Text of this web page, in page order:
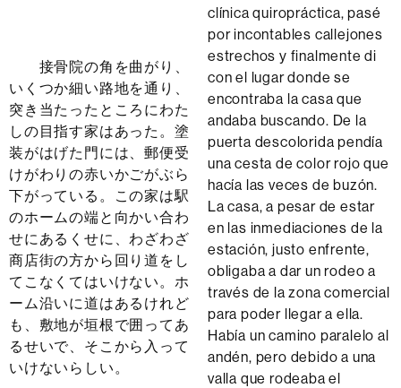
接骨院の角を曲がり、
いくつか細い路地を通り、
突き当たったところにわた
しの目指す家はあった。塗
装がはげた門には、郵便受
けがわりの赤いかごがぶら
下がっている。この家は駅
のホームの端と向かい合わ
せにあるくせに、わざわざ
商店街の方から回り道をし
てこなくてはいけない。ホ
ーム沿いに道はあるけれど
も、敷地が垣根で囲ってあ
るせいで、そこから入って
いけないらしい。
clínica quiropráctica, pasé
por incontables callejones
estrechos y finalmente di
con el lugar donde se
encontraba la casa que
andaba buscando. De la
puerta descolorida pendía
una cesta de color rojo que
hacía las veces de buzón.
La casa, a pesar de estar
en las inmediaciones de la
estación, justo enfrente,
obligaba a dar un rodeo a
través de la zona comercial
para poder llegar a ella.
Había un camino paralelo al
andén, pero debido a una
valla que rodeaba el